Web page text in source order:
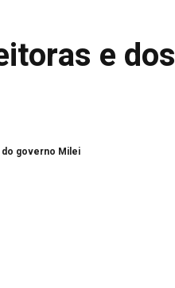
governo Milei
e dos